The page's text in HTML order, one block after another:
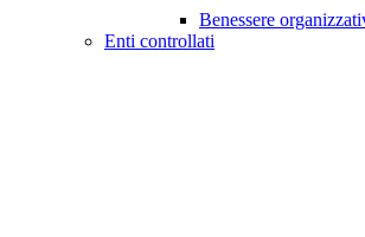
Benessere
Enti controllati